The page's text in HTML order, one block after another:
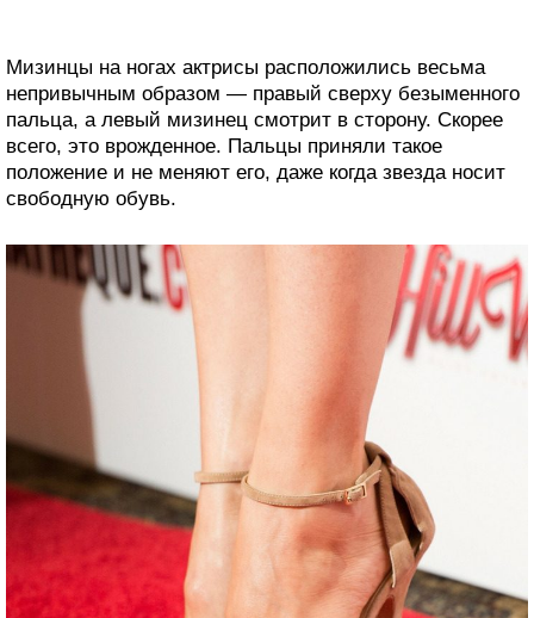
Мизинцы на ногах актрисы расположились весьма
непривычным образом — правый сверху безыменного
пальца, а левый мизинец смотрит в сторону. Скорее
всего, это врожденное. Пальцы приняли такое
положение и не меняют его, даже когда звезда носит
свободную обувь.